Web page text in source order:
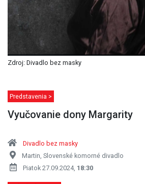
Zdroj: Divadlo bez masky
Predstavenia >
Vyučovanie dony Margarity
Divadlo bez masky
Martin, Slovenské komorné divadlo
Piatok 27.09.2024, 18:30